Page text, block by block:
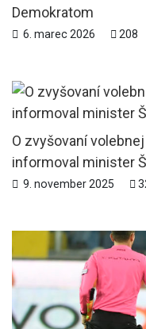
Demokratom
6. marec 2026 208
O zvyšovaní
informoval minister
9. november 2025